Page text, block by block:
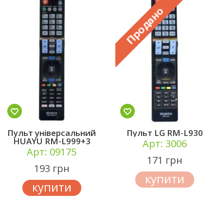
Пульт універсальний
HUAYU RM-L999+3
Арт: 09175
193 грн
купити
Пульт LG RM-L930
Арт: 3006
171 грн
купити